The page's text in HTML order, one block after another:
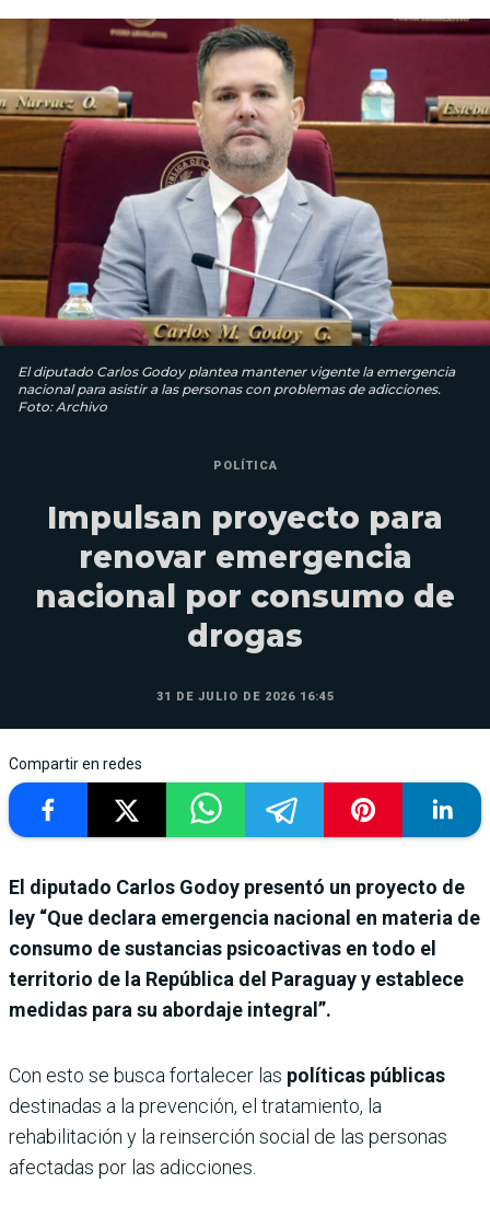
El diputado Carlos Godoy plantea mantener vigente la emergencia
nacional para asistir a las personas con problemas de adicciones.
Foto: Archivo
POLÍTICA
Impulsan proyecto para
renovar emergencia
nacional por consumo de
drogas
31 DE JULIO DE 2026 16:45
Compartir en redes
El diputado Carlos Godoy presentó un proyecto de
ley “Que declara emergencia nacional en materia de
consumo de sustancias psicoactivas en todo el
territorio de la República del Paraguay y establece
medidas para su abordaje integral”.
Con esto se busca fortalecer las políticas públicas
destinadas a la prevención, el tratamiento, la
rehabilitación y la reinserción social de las personas
afectadas por las adicciones.